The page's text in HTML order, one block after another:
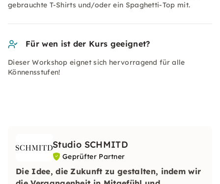
gebrauchte T-Shirts und/oder ein Spaghetti-Top mit.
Für wen ist der Kurs geeignet?
Dieser Workshop eignet sich hervorragend für alle
Könnensstufen!
Studio SCHMITD
Geprüfter Partner
Die Idee, die Zukunft zu gestalten, indem wir